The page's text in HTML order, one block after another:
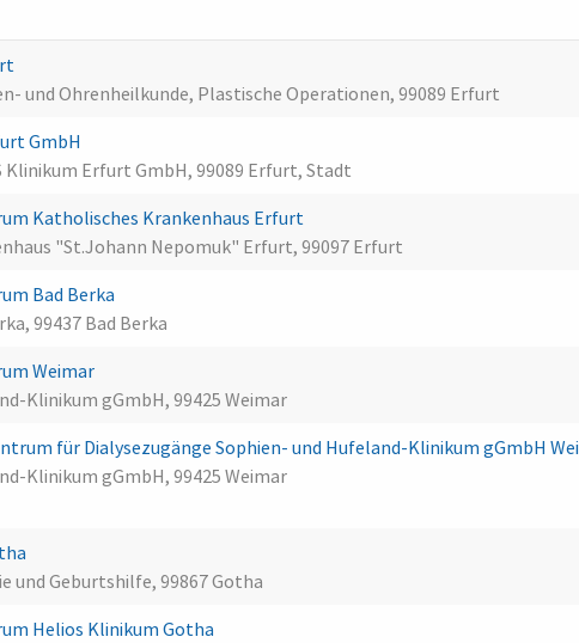
und Ohrenheilkunde, Plastische Operationen, 99089 Erfurt
GmbH
Klinikum Erfurt GmbH, 99089 Erfurt, Stadt
Katholisches Krankenhaus Erfurt
"St.Johann Nepomuk" Erfurt, 99097 Erfurt
Bad Berka
99437 Bad Berka
Weimar
Klinikum gGmbH, 99425 Weimar
für Dialysezugänge Sophien- und Hufeland-Klinikum gGmbH
Klinikum gGmbH, 99425 Weimar
und Geburtshilfe, 99867 Gotha
Helios Klinikum Gotha